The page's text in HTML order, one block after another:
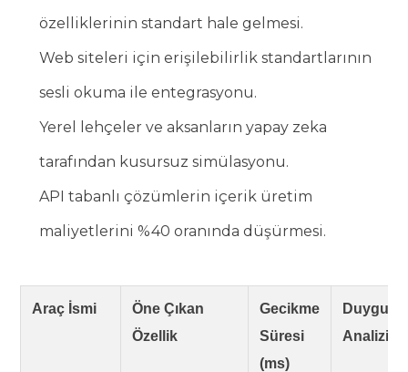
özelliklerinin standart hale gelmesi.
Web siteleri için erişilebilirlik standartlarının
sesli okuma ile entegrasyonu.
Yerel lehçeler ve aksanların yapay zeka
tarafından kusursuz simülasyonu.
API tabanlı çözümlerin içerik üretim
maliyetlerini %40 oranında düşürmesi.
Araç İsmi
Öne Çıkan
Özellik
Gecikme
Süresi
(ms)
Duygu
Analizi